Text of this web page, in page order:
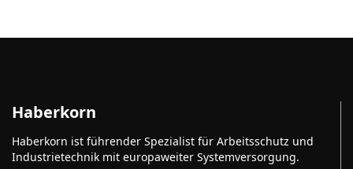
Haberkorn
Haberkorn ist führender Spezialist für Arbeitsschutz und
Industrietechnik mit europaweiter Systemversorgung.